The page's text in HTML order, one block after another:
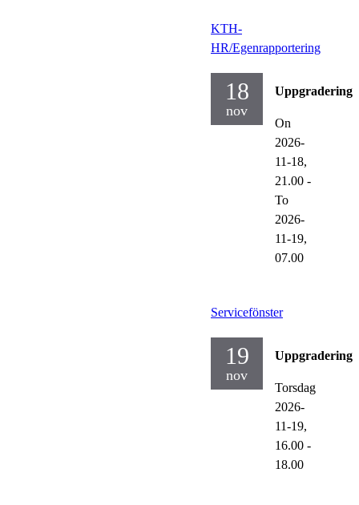
KTH-
HR/Egenrapportering
18
nov
On
2026-
11-18,
21.00 -
To
2026-
11-19,
07.00
Servicefönster
19
nov
Torsdag
2026-
11-19,
16.00 -
18.00